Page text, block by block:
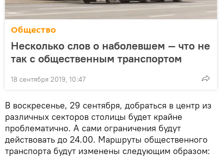
Общество
Несколько слов о наболевшем — что не
так с общественным транспортом
18 сентября 2019, 10:47
В воскресенье, 29 сентября, добраться в центр из
различных секторов столицы будет крайне
проблематично. А сами ограничения будут
действовать до 24.00. Маршруты общественного
транспорта будут изменены следующим образом: